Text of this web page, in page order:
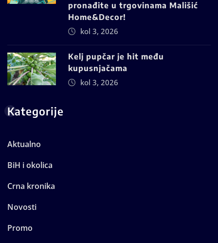
pronađite u trgovinama Mališić
Home&Decor!
kol 3, 2026
Kelj pupčar je hit među
kupusnjačama
kol 3, 2026
Kategorije
Aktualno
BiH i okolica
Crna kronika
Novosti
Promo